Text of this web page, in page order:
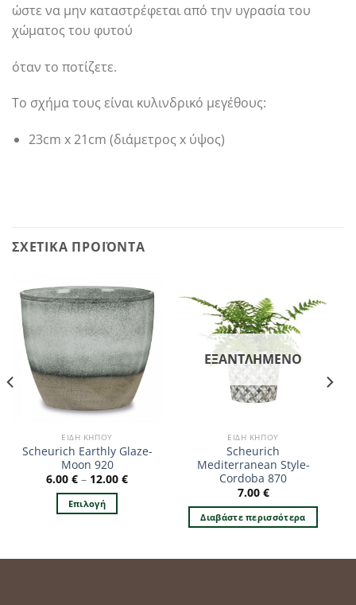
ώστε να μην καταστρέφεται από την υγρασία του
χώματος του φυτού
όταν το ποτίζετε.
Το σχήμα τους είναι κυλινδρικό μεγέθους:
23cm x 21cm (διάμετρος x ύψος)
ΣΧΕΤΙΚΆ ΠΡΟΪΌΝΤΑ
ΕΊΔΗ ΚΉΠΟΥ
Scheurich Earthly Glaze-
Moon 920
6.00 € – 12.00 €
Επιλογή
προϊόν
ΕΞΑΝΤΛΗΜΈΝΟ
ΕΊΔΗ ΚΉΠΟΥ
Scheurich
Mediterranean Style-
Cordoba 870
7.00 €
Διαβάστε περισσότερα